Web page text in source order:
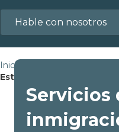
Hable con nosotros
Inicio
Abogados con
Estados Unidos
Servicios